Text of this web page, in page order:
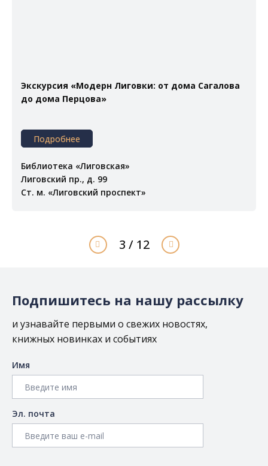
Экскурсия «Модерн Лиговки: от дома Сагалова
до дома Перцова»
Подробнее
Библиотека «Лиговская»
Лиговский пр., д. 99
Ст. м. «Лиговский проспект»
3 / 12
Подпишитесь на нашу рассылку
и узнавайте первыми о свежих новостях,
книжных новинках и событиях
Имя
Эл. почта